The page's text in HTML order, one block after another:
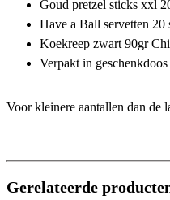
Goud pretzel sticks xxl
Have a Ball servetten 20
Koekreep zwart 90gr
Verpakt in geschenkdoos
Voor kleinere aantallen dan de
Gerelateerde